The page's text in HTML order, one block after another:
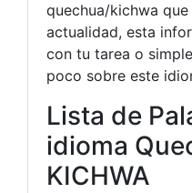
quechua/kichwa que
actualidad, esta
con tu tarea o
poco sobre este
Lista de
idioma
KICHWA